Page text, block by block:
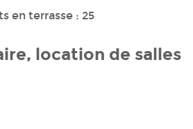
en terrasse : 25
location de salles